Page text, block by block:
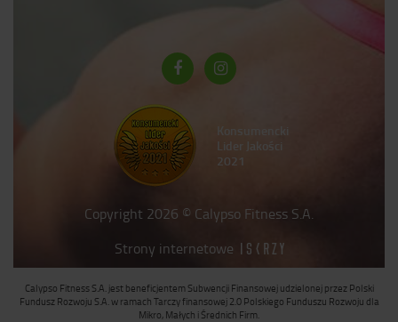
Konsumencki
Lider Jakości
2021
Copyright 2026 © Calypso Fitness S.A.
Strony internetowe
Calypso Fitness S.A. jest beneficjentem Subwencji Finansowej udzielonej przez Polski
Fundusz Rozwoju S.A. w ramach Tarczy finansowej 2.0 Polskiego Funduszu Rozwoju dla
Mikro, Małych i Średnich Firm.